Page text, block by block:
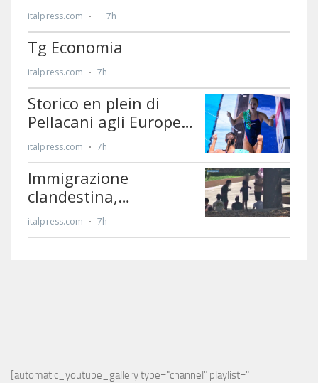
[automatic_youtube_gallery type="channel" playlist="